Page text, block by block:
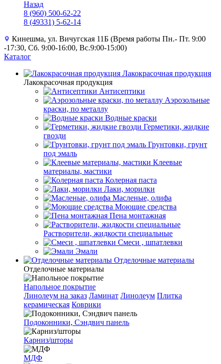
Назад
8 (960) 500-62-22
8 (49331) 5-62-14
Кинешма, ул. Вичугская 11Б (Время работы Пн.- Пт. 9:00
-17:30, Сб. 9:00-16:00, Вс.9:00-15:00)
Каталог
Лакокрасочная продукция
Лакокрасочная продукция
Антисептики
Аэрозольные
краски, по металлу
Водные краски
Герметики, жидкие
гвозди
Грунтовки, грунт
под эмаль
Клеевые
материалы, мастики
Колерная паста
Лаки, морилки
Масленые, олифа
Моющие средства
Пена монтажная
Растворители, жидкости специальные
Смеси , шпатлевки
Эмали
Отделочные материалы
Отделочные материалы
Напольное покрытие
Линолеум на заказ Ламинат Линолеум Плитка
керамическая Коврики
Подоконники, Сэндвич панель
Карниз/шторы
МДФ